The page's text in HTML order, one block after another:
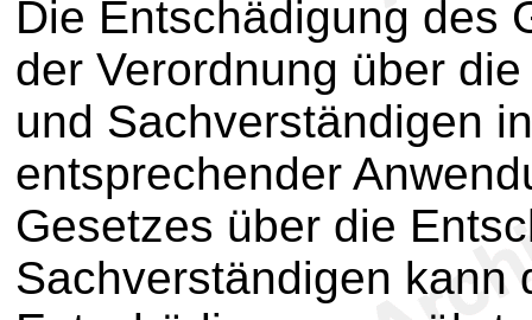
Die Entschädigung des
der Verordnung über
und Sachverständigen
entsprechender
Gesetzes über die
Sachverständigen kann